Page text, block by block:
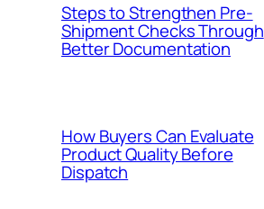
Steps to Strengthen Pre-
Shipment Checks Through
Better Documentation
How Buyers Can Evaluate
Product Quality Before
Dispatch